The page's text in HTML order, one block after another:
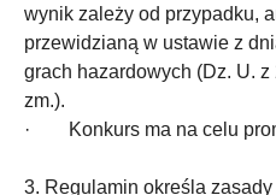
wynik zależy od przypadku,
przewidzianą w ustawie z
grach hazardowych (Dz. U. z
zm.).
· Konkurs ma na celu
3. Regulamin określa